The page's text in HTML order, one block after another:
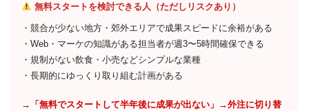
無料スタートを検討できる人（ただしリスクあり）
・競合が少ない地方・郊外エリアで成果スピードに余裕がある
・Web・マーケの知識がある担当者が週3〜5時間確保できる
・規制がない飲食・小売などシンプルな業種
・長期的にゆっくり取り組む計画がある
→「無料でスタートして半年後に成果が出ない」→外注に切り替